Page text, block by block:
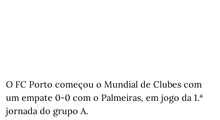
O FC Porto começou o Mundial de Clubes com
um empate 0-0 com o Palmeiras, em jogo da 1.ª
jornada do grupo A.